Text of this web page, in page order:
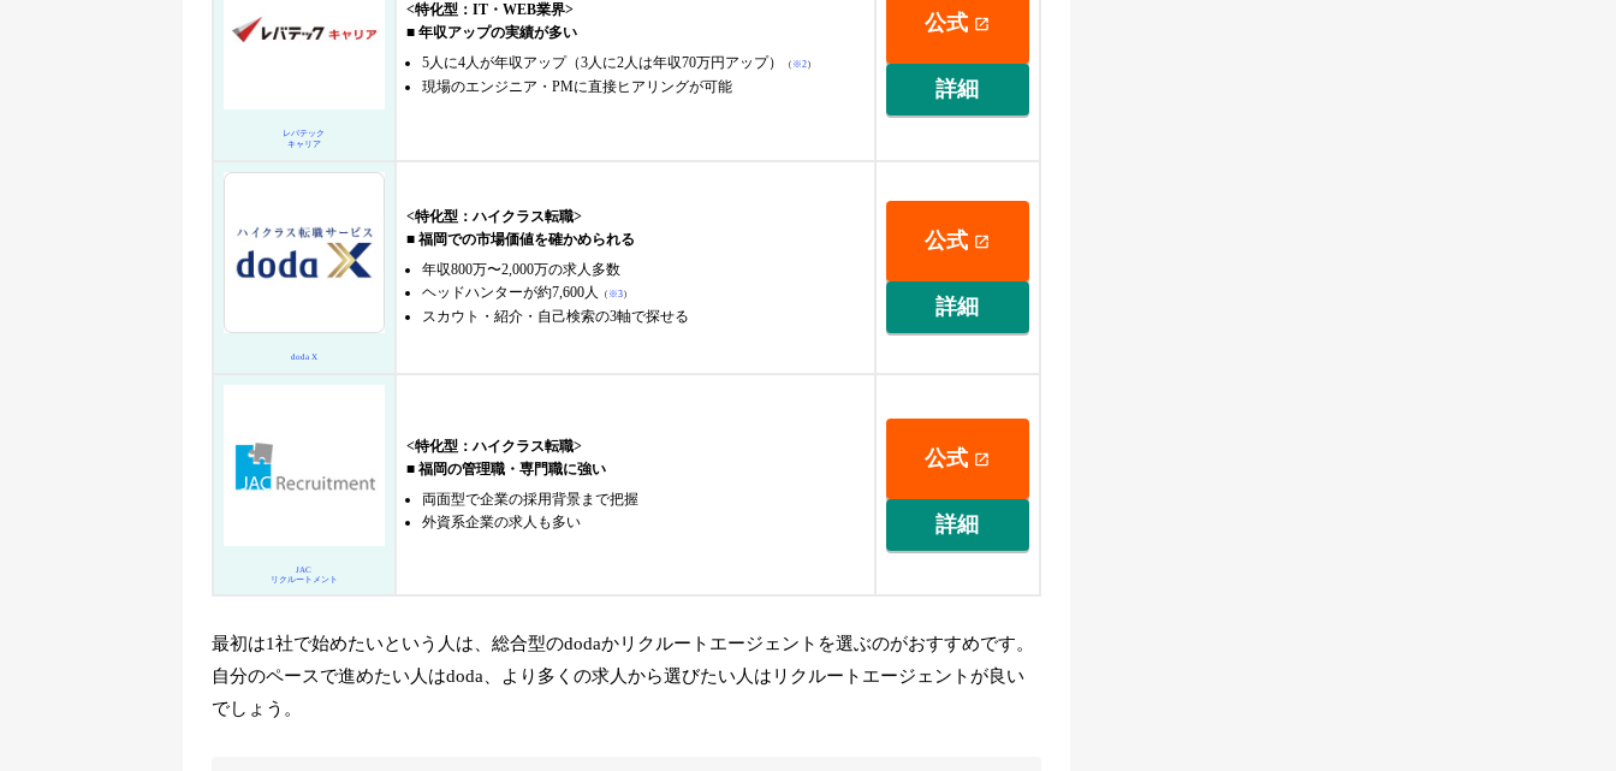
レバテック
キャリア
<特化型：IT・WEB業界>
■ 年収アップの実績が多い
5人に4人が年収アップ（3人に2人は年収70万円アップ）
（ ※2）
現場のエンジニア・PMに直接ヒアリングが可能
公式
詳細
doda X
<特化型：ハイクラス転職>
■ 福岡での市場価値を確かめられる
年収800万〜2,000万の求人多数
ヘッドハンターが約7,600人
（ ※3）
スカウト・紹介・自己検索の3軸で探せる
公式
詳細
JAC
リクルートメント
<特化型：ハイクラス転職>
■ 福岡の管理職・専門職に強い
両面型で企業の採用背景まで把握
外資系企業の求人も多い
公式
詳細
最初は1社で始めたいという人は、総合型のdodaかリクルートエージェントを選ぶのがおすすめです。
自分のペースで進めたい人はdoda、より多くの求人から選びたい人はリクルートエージェントが良い
でしょう。